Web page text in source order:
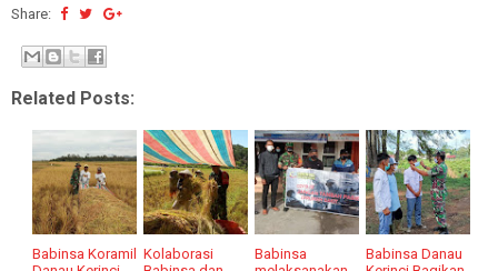
Share:
Related Posts:
Babinsa Koramil Kolaborasi
Babinsa
Babinsa Danau